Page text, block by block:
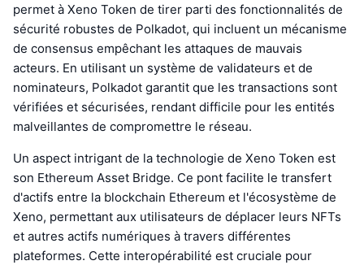
permet à Xeno Token de tirer parti des fonctionnalités de
sécurité robustes de Polkadot, qui incluent un mécanisme
de consensus empêchant les attaques de mauvais
acteurs. En utilisant un système de validateurs et de
nominateurs, Polkadot garantit que les transactions sont
vérifiées et sécurisées, rendant difficile pour les entités
malveillantes de compromettre le réseau.
Un aspect intrigant de la technologie de Xeno Token est
son Ethereum Asset Bridge. Ce pont facilite le transfert
d'actifs entre la blockchain Ethereum et l'écosystème de
Xeno, permettant aux utilisateurs de déplacer leurs NFTs
et autres actifs numériques à travers différentes
plateformes. Cette interopérabilité est cruciale pour